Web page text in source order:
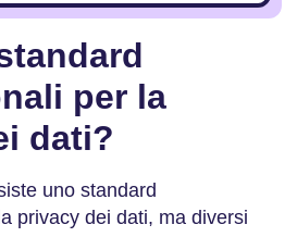
per la
dati?
uno standard
privacy dei dati, ma diversi